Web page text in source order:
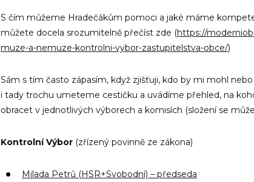
S čím můžeme Hradečákům pomoci a jaké máme
můžete docela srozumitelně přečíst zde (https://
muze-a-nemuze-kontrolni-vybor-zastupitelstva-obce/)
Sám s tím často zápasím, když zjišťuji, kdo by mi mohl
i tady trochu umeteme cestičku a uvádíme přehled, na
obracet v jednotlivých výborech a komisích (složení se
Kontrolní Výbor (zřízený povinně ze zákona)
Milada Petrů (HSR+Svobodní) – předseda